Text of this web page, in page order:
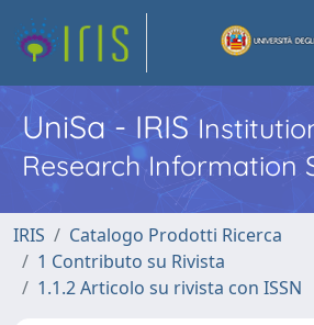
UniSa - IRIS
Research Information
IRIS
Catalogo Prodotti Ricerca
1 Contributo su Rivista
1.1.2 Articolo su rivista con ISSN